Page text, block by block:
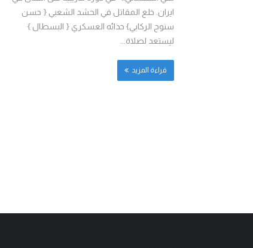
ايران. خلع المقاتل في الحشد الشعبي { حسن
سنوح الركابي} حذائه العسكري { البسطال }
ليستعد لصلاة...
قراءة المزيد